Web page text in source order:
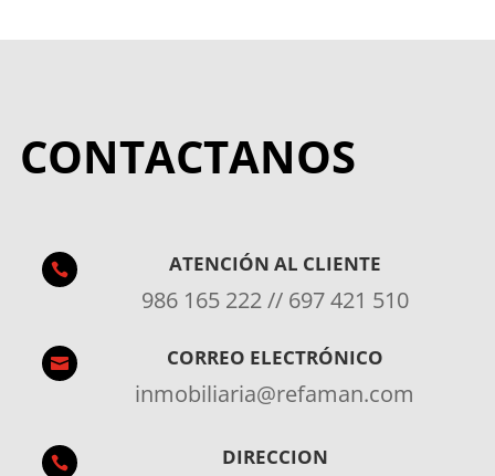
CONTACTANOS
 ATENCIÓN AL CLIENTE
986 165 222 // 697 421 510
 CORREO ELECTRÓNICO
inmobiliaria@refaman.com
 DIRECCION